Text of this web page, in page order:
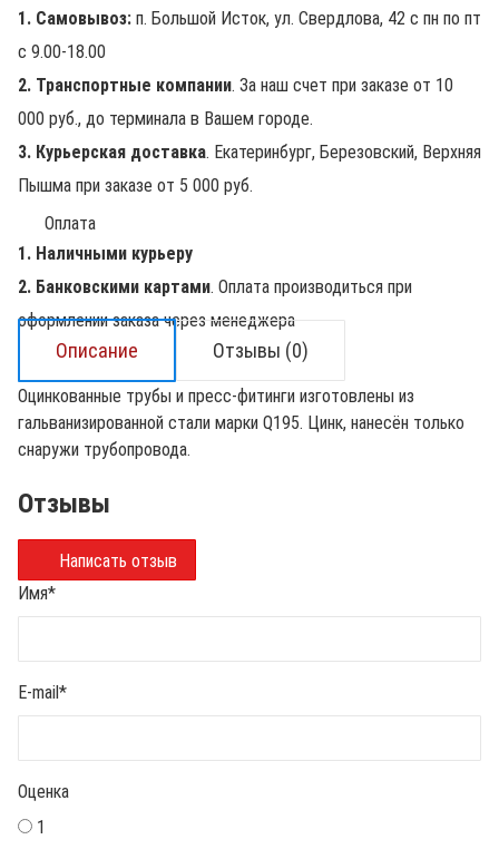
1. Самовывоз: п. Большой Исток, ул. Свердлова, 42 с пн по пт
с 9.00-18.00
2. Транспортные компании. За наш счет при заказе от 10
000 руб., до терминала в Вашем городе.
3. Курьерская доставка. Екатеринбург, Березовский, Верхняя
Пышма при заказе от 5 000 руб.
Оплата
1. Наличными курьеру
2. Банковскими картами. Оплата производиться при
оформлении заказа через менеджера
Описание Отзывы (0)
Оцинкованные трубы и пресс-фитинги изготовлены из
гальванизированной стали марки Q195. Цинк, нанесён только
снаружи трубопровода.
Отзывы
Написать отзыв
Имя*
E-mail*
Оценка
1